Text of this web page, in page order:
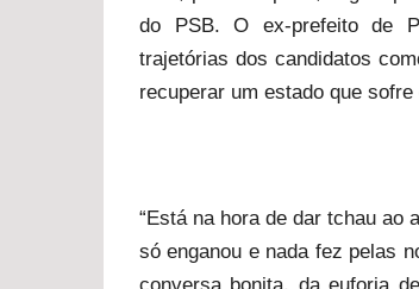
do PSB. O ex-prefeito de
trajetórias dos candidatos
recuperar um estado que
“Está na hora de dar tchau ao
só enganou e nada fez pelas
conversa bonita, da euforia